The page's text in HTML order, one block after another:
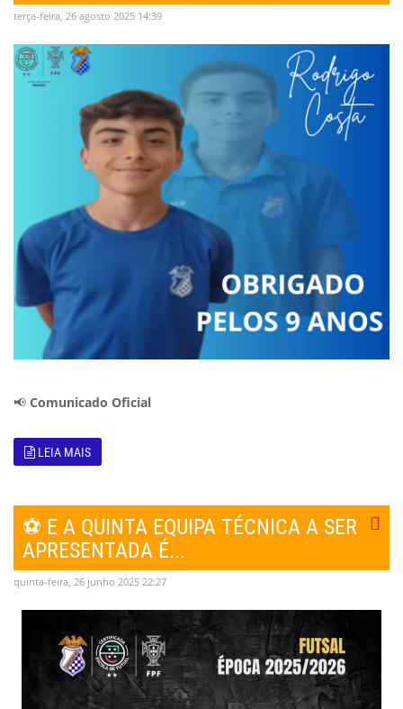
terça-feira, 26 agosto 2025 14:39
📢 Comunicado Oficial
LEIA MAIS
⚽ E A QUINTA EQUIPA TÉCNICA A SER
APRESENTADA É...
quinta-feira, 26 junho 2025 22:27